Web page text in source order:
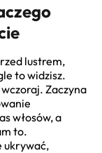
lustrem,
to widzisz.
Zaczyna
włosów, a
to.
ukrywać,